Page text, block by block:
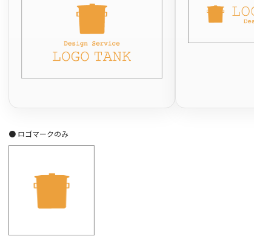
● ロゴマークのみ